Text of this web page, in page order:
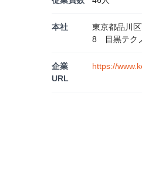
本社
東京都品川
8 目黒テク
企業
URL
https://